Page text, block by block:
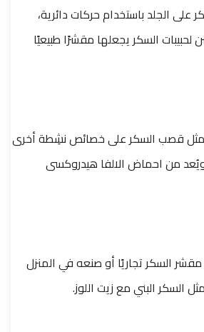
الجلد باستخدام حركات دائرية،
السكر يجعلها مقشرًا طبيعيًا
قصب السكر على خصائص نشِطة أخرى
من احماض الالفا هيدروكسى
السكر تجاريًا أو صنعه في المنزل
السكر البني مع زيت اللوز.